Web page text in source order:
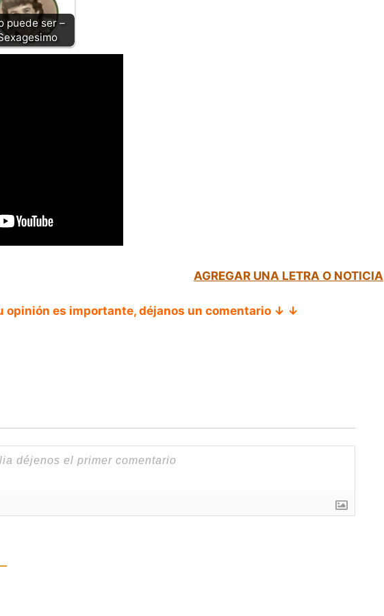
puede ser –
AGREGAR UNA LETRA O NOTICIA
opinión es importante, déjanos un comentario ↓ ↓